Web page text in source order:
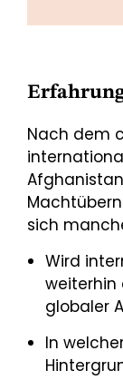
Nach dem
sich
Wird
weiterhin
globaler
In